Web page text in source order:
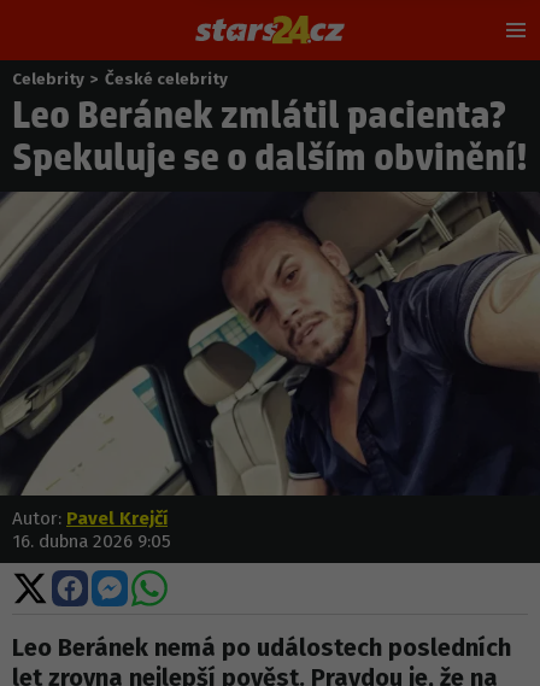
Nacházíte
se
zde:
Celebrity > České celebrity
Leo Beránek zmlátil pacienta?
Spekuluje se o dalším obvinění!
Autor: Pavel Krejčí
16. dubna 2026 9:05
Sdílet
na
X
Sdílet
na
Facebooku
Sdílet
na
Messengeru
Sdílet
WhatsApp
Leo Beránek nemá po událostech posledních
let zrovna nejlepší pověst. Pravdou je, že na